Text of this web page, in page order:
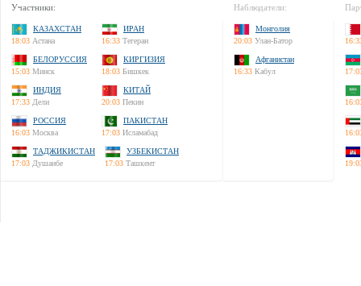
Участники:
КАЗАХСТАН
18:03 Астана
ИРАН
16:33 Тегеран
БЕЛОРУССИЯ
15:03 Минск
КИРГИЗИЯ
18:03 Бишкек
ИНДИЯ
17:33 Дели
КИТАЙ
20:03 Пекин
РОССИЯ
16:03 Москва
ПАКИСТАН
17:03 Исламабад
ТАДЖИКИСТАН
17:03 Душанбе
УЗБЕКИСТАН
17:03 Ташкент
Наблюдатели:
Монголия
20:03 Улан-Батор
Афганистан
16:33 Кабул